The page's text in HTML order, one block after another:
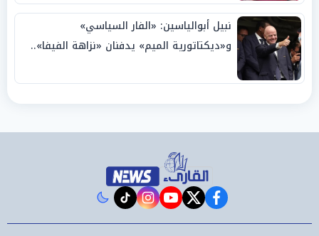
نبيل أبوالياسين: «الفار السياسي»
و«ديكتاتورية الميم» يدفنان «نزاهة الفيفا»..
facebook
twitter
youtube
instagram
tiktok